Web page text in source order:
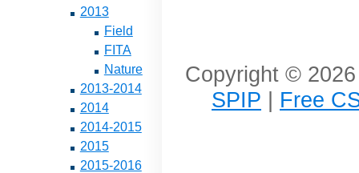
2013
Field
FITA
Nature
2013-2014
2014
2014-2015
2015
2015-2016
Copyright ©
SPIP | Free